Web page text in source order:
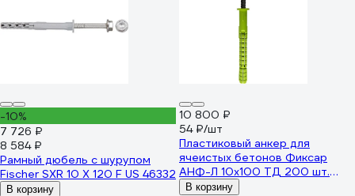
-10%
7 726 ₽
8 584 ₽
Рамный дюбель с шурупом
Fischer SXR 10 X 120 F US 46332
В корзину
10 800 ₽
54 ₽/шт
Пластиковый анкер для
ячеистых бетонов Фиксар
АНФ-Л 10x100 ТД 200 шт.
104610100/200
В корзину